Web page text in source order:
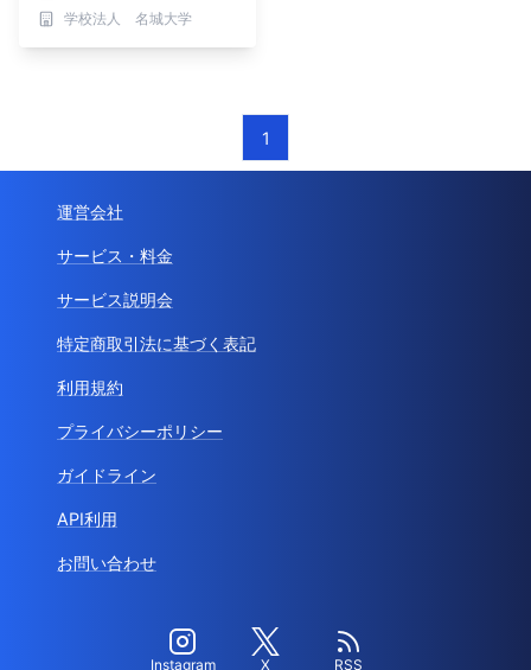
学校法人 名城大学
1
運営会社
サービス・料金
サービス説明会
特定商取引法に基づく表記
利用規約
プライバシーポリシー
ガイドライン
API利用
お問い合わせ
Instagram X RSS